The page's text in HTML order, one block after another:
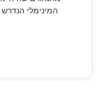
המינימלי